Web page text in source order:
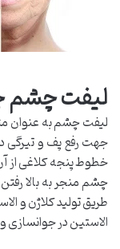
لیفت
لیفت چشم به عنوان
جهت رفع پف و
خطوط پنجه کلاغی از
چشم منجر به بالا
طریق تولید کلاژن و
الاستین در